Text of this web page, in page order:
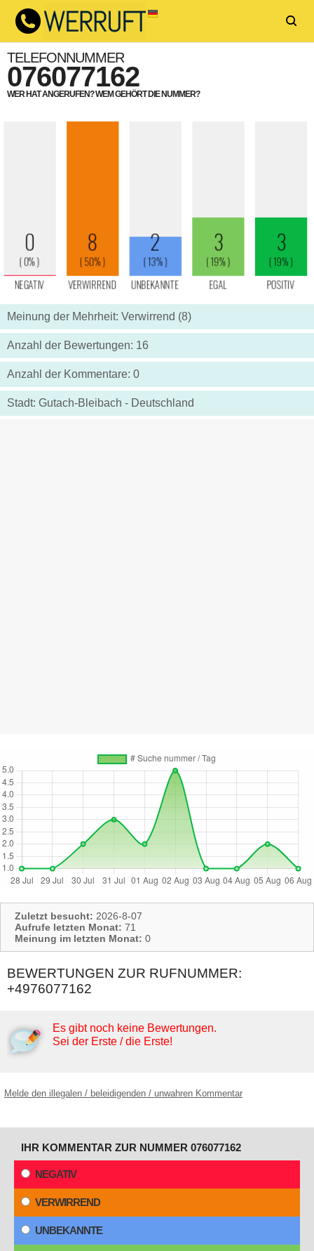
TELEFONNUMMER
076077162
WER HAT ANGERUFEN? WEM GEHÖRT DIE NUMMER?
Meinung der Mehrheit: Verwirrend (8)
Anzahl der Bewertungen: 16
Anzahl der Kommentare: 0
Stadt: Gutach-Bleibach - Deutschland
Zuletzt besucht: 2026-8-07
Aufrufe letzten Monat: 71
Meinung im letzten Monat: 0
BEWERTUNGEN ZUR RUFNUMMER:
+4976077162
Es gibt noch keine Bewertungen.
Sei der Erste / die Erste!
Melde den illegalen / beleidigenden / unwahren Kommentar
IHR KOMMENTAR ZUR NUMMER 076077162
NEGATIV
VERWIRREND
UNBEKANNTE